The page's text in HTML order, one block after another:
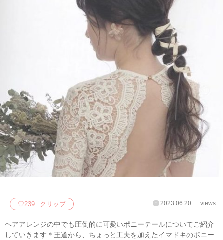
♡239 クリップ 2023.06.20 views
ヘアアレンジの中でも圧倒的に可愛いポニーテールについてご紹介
していきます＊王道から、ちょっと工夫を加えたイマドキのポニー